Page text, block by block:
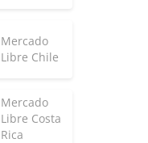
Mercado
Libre Chile
Mercado
Libre Costa
Rica